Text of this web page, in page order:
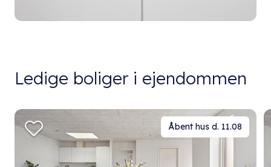
Ledige boliger i ejendommen
Åbent hus d. 11.08